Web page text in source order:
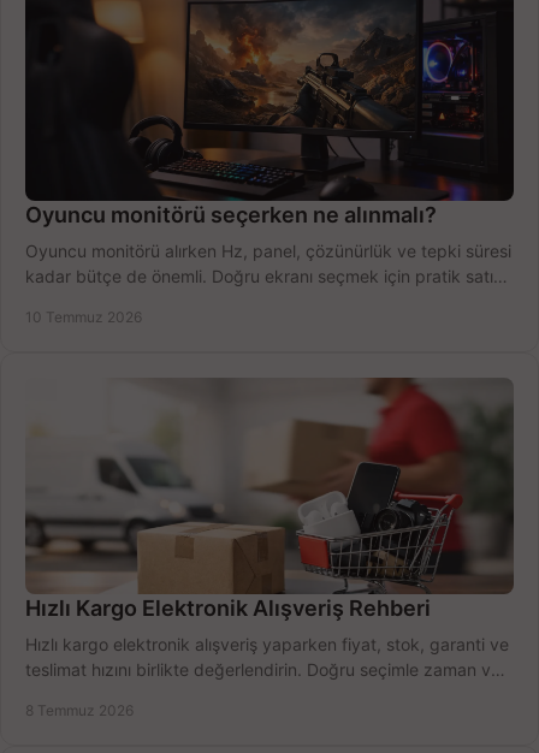
Oyuncu monitörü seçerken ne alınmalı?
Oyuncu monitörü alırken Hz, panel, çözünürlük ve tepki süresi
kadar bütçe de önemli. Doğru ekranı seçmek için pratik satın
10 Temmuz 2026
Hızlı Kargo Elektronik Alışveriş Rehberi
Hızlı kargo elektronik alışveriş yaparken fiyat, stok, garanti ve
teslimat hızını birlikte değerlendirin. Doğru seçimle zaman ve
8 Temmuz 2026